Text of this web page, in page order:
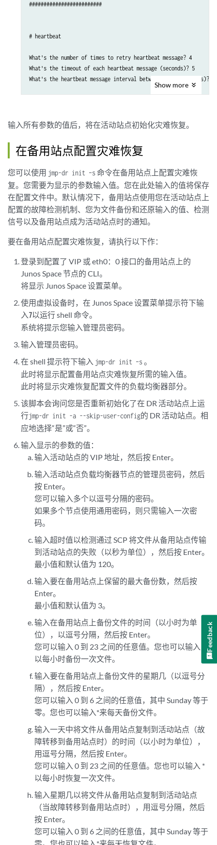
#########################
# heartbeat
What's the number of times to retry heartbeat message? 4
What's the timeout of each heartbeat message (seconds)? 5
What's the heartbeat message interval between sites (seconds)?
What's the contact email address of service issues?
# failureDetection
Do you want to use custom failure detection? No
What's the threshold percentage to trigger failover? 0.5
What's the arbiters list file (note: please refer to example in /
Check status of DR remote site: up
Prepare /var/cache/jmp-geo/incoming
Modify firewall for DR remote IPs
Configure MySQL database
Configure PostgreSQL database
Copy files to DR slave
Show more
输入所有参数的值后，将在活动站点初始化灾难恢复。
在备用站点配置灾难恢复
您可以使用 jmp-dr init –s命令在备用站点上配置灾难恢
复。您需要为显示的参数输入值。您在此处输入的值将保存
在配置文件中。默认情况下，备用站点使用您在活动站点上
配置的故障检测机制、您为文件备份和还原输入的值、检测
信号以及备用站点成为活动站点时的通知。
要在备用站点配置灾难恢复，请执行以下作：
登录到配置了 VIP 或 eth0：0 接口的备用站点上的
Junos Space 节点的 CLI。
将显示 Junos Space 设置菜单。
使用虚拟设备时，在 Junos Space 设置菜单提示符下输
入 7以运行 shell 命令。
系统将提示您输入管理员密码。
输入管理员密码。
在 shell 提示符下输入 jmp-dr init –s 。
此时将显示配置备用站点灾难恢复所需的输入值。
此时将显示灾难恢复配置文件的负载均衡器部分。
该脚本会询问您是否重新初始化了在 DR 活动站点上运
行jmp-dr init -a --skip-user-config的 DR 活动站点。相
应地选择“是”或“否”。
输入显示的参数的值：
输入活动站点的 VIP 地址，然后按 Enter。
输入活动站点负载均衡器节点的管理员密码，然后
按 Enter。
您可以输入多个以逗号分隔的密码。
如果多个节点使用通用密码，则只需输入一次密
码。
输入超时值以检测通过 SCP 将文件从备用站点传输
到活动站点的失败（以秒为单位），然后按 Enter。
最小值和默认值为 120。
输入要在备用站点上保留的最大备份数，然后按
Enter。
最小值和默认值为 3。
输入在备用站点上备份文件的时间（以小时为单
位），以逗号分隔，然后按 Enter。
您可以输入 0 到 23 之间的任意值。您也可以输入 *
以每小时备份一次文件。
输入要在备用站点上备份文件的星期几（以逗号分
隔），然后按 Enter。
您可以输入 0 到 6 之间的任意值，其中 Sunday 等于
零。您也可以输入*来每天备份文件。
输入一天中将文件从备用站点复制到活动站点（故
障转移到备用站点时）的时间（以小时为单位），
用逗号分隔，然后按 Enter。
您可以输入 0 到 23 之间的任意值。您也可以输入 *
以每小时恢复一次文件。
输入星期几以将文件从备用站点复制到活动站点
（当故障转移到备用站点时），用逗号分隔，然后
按 Enter。
您可以输入 0 到 6 之间的任意值，其中 Sunday 等于
零。您也可以输入*来每天恢复文件。
Feedback